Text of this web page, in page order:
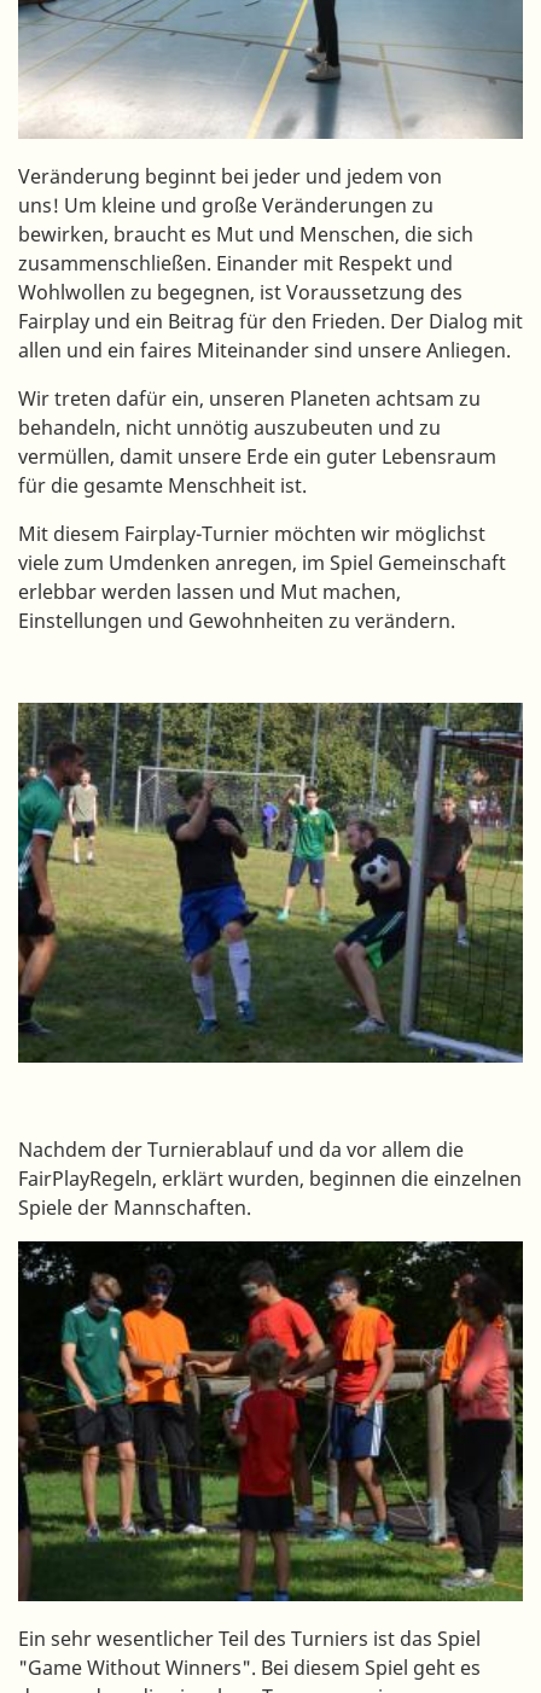
Veränderung beginnt bei jeder und jedem von
uns! Um kleine und große Veränderungen zu
bewirken, braucht es Mut und Menschen, die sich
zusammenschließen. Einander mit Respekt und
Wohlwollen zu begegnen, ist Voraussetzung des
Fairplay und ein Beitrag für den Frieden. Der Dialog mit
allen und ein faires Miteinander sind unsere Anliegen.
Wir treten dafür ein, unseren Planeten achtsam zu
behandeln, nicht unnötig auszubeuten und zu
vermüllen, damit unsere Erde ein guter Lebensraum
für die gesamte Menschheit ist.
Mit diesem Fairplay-Turnier möchten wir möglichst
viele zum Umdenken anregen, im Spiel Gemeinschaft
erlebbar werden lassen und Mut machen,
Einstellungen und Gewohnheiten zu verändern.
Nachdem der Turnierablauf und da vor allem die
FairPlayRegeln, erklärt wurden, beginnen die einzelnen
Spiele der Mannschaften.
Ein sehr wesentlicher Teil des Turniers ist das Spiel
"Game Without Winners". Bei diesem Spiel geht es